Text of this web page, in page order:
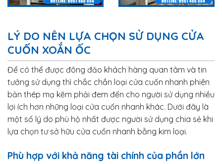
LÝ DO NÊN LỰA CHỌN SỬ DỤNG CỬA
CUỐN XOẮN ỐC
Để có thể được đông đảo khách hàng quan tâm và tin
tưởng sử dụng thì chắc chắn loại cửa cuốn nhanh phiên
bản thép mạ kẽm phải đem đến cho người sử dụng nhiều
lợi ích hơn những loại cửa cuốn nhanh khác. Dưới đây là
một số lý do phù hộ nhất được người sử dụng chia sẻ khi
lựa chọn tư sở hữu cửa cuốn nhanh bằng kim loại.
Phù hợp với khả năng tài chính của phần lớn